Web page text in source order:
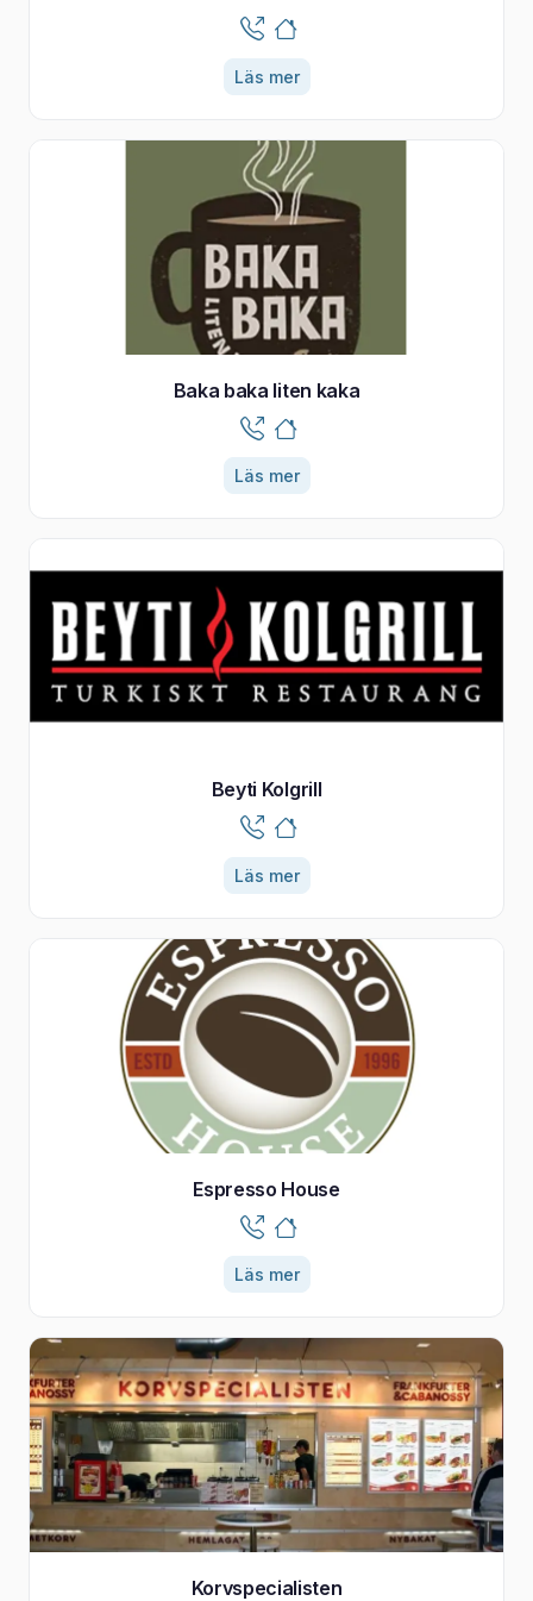
Läs mer
Baka baka liten kaka
Läs mer
Beyti Kolgrill
Läs mer
Espresso House
Läs mer
Korvspecialisten